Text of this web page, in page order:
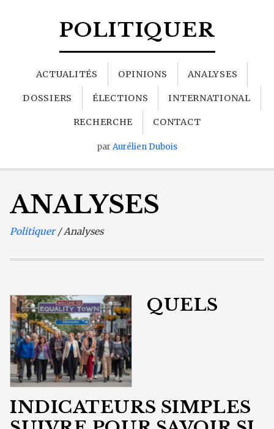
POLITIQUER
ACTUALITÉS OPINIONS ANALYSES
DOSSIERS ÉLECTIONS INTERNATIONAL
RECHERCHE CONTACT
par Aurélien Dubois
ANALYSES
Politiquer/ Analyses
QUELS
INDICATEURS SIMPLES